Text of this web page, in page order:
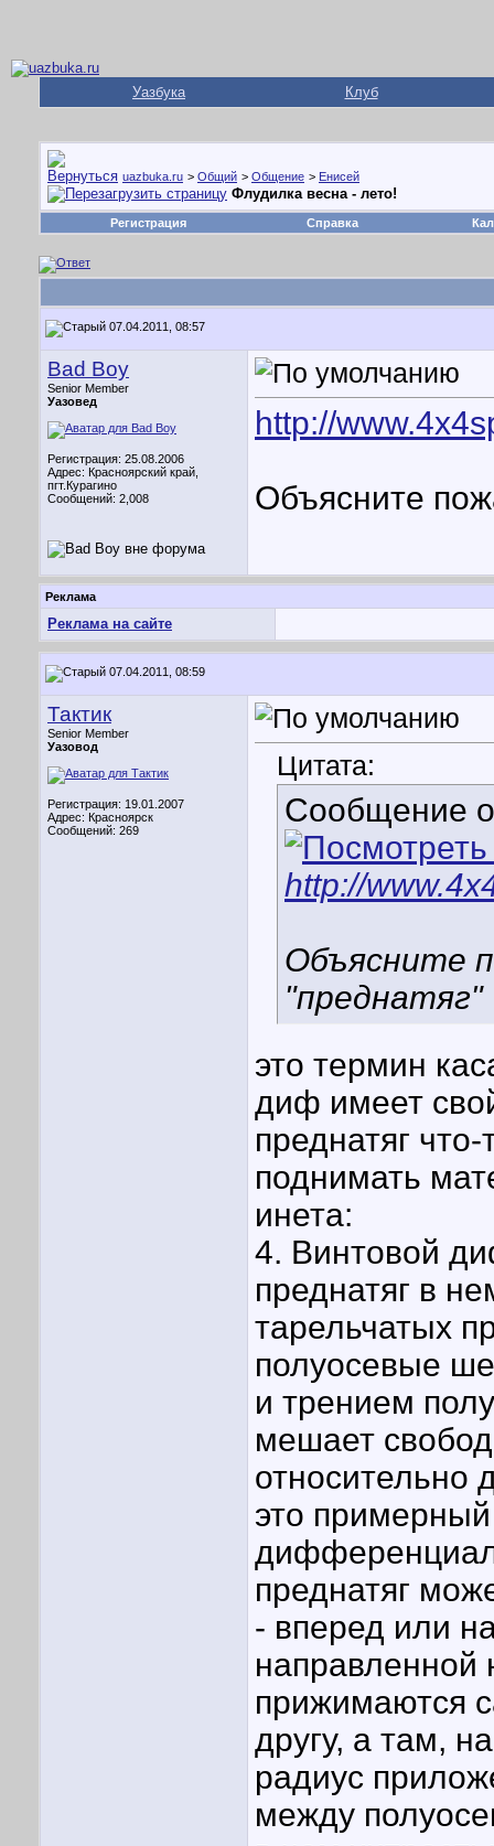
Уазбука Клуб
uazbuka.ru > Общий > Общение > Енисей
Флудилка весна - лето!
Регистрация Справка
07.04.2011, 08:57
Bad Boy
Senior Member
Уазовед
Регистрация: 25.08.2006
Адрес: Красноярский край,
пгт.Курагино
Сообщений: 2,008
http://
Объясните
Реклама
Реклама на сайте
07.04.2011, 08:59
Тактик
Senior Member
Уазовод
Регистрация: 19.01.2007
Адрес: Красноярск
Сообщений: 269
Цитата:
Сообщение
http://
Объясните
"преднатяг"
это термин
диф имеет
преднатяг
поднимать
инета:
4. Винтовой
преднатяг в
тарельчатых
полуосевые
и трением
мешает
относительно
это
преднатяг
- вперед или
направленной
прижимаются
другу, а там,
радиус
между